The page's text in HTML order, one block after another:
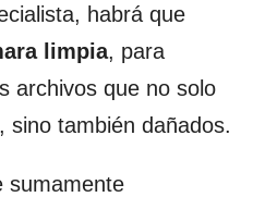
habrá que
limpia, para
archivos que no solo
sino también dañados.
sumamente